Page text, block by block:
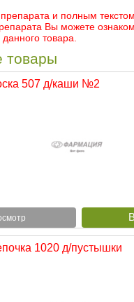
и полным
Вы можете
товара.
товары
507 д/каши №2
1020 д/пустышки